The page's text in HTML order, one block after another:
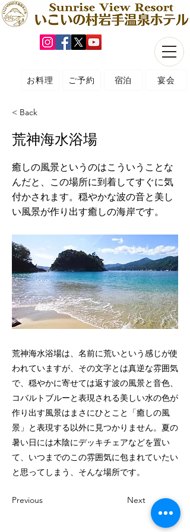
ご予約
お料理 宿泊 宴会
< Back
荒神海水浴場
癒しの風景というのはこういうことな
んだと、この場所に到着してすぐに気
付かされます。穏やかな波の音と美し
い風景が作り出す癒しの海岸です。
荒神海水浴場は、名前に荒いという感じが使
われていますが、その文字とは真逆な雰囲気
で、穏やかに寄せては返す波の風景と音色、
コバルトブルーと表現される美しい水の色が
作り出す風景はまさにひとこと「癒しの風
景」と表現する以外に見つかりません。夏の
暑い日には木陰にデッキチェアなどを置い
て、いつまでのこの雰囲気に包まれていたい
と思ってしまう、そんな場所です。
Previous Next